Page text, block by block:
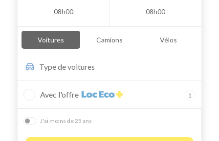
08h00
08h00
Voitures Camions Vélos
Type devoitures
Avec l'offre
J'ai moins de 25 ans